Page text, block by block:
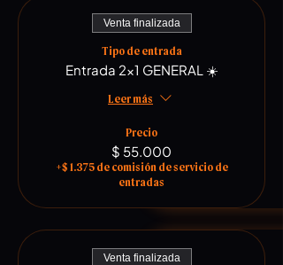
Venta finalizada
Tipo de entrada
Entrada 2x1 GENERAL ☀️
Leer más
Precio
$ 55.000
+$ 1.375 de comisión de servicio de
entradas
Venta finalizada